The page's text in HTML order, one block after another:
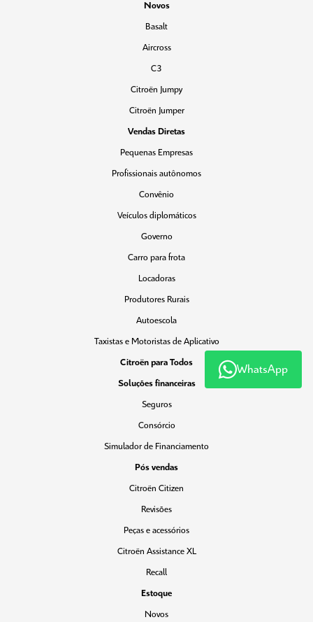
Novos
Basalt
Aircross
C3
Citroën Jumpy
Citroën Jumper
Vendas Diretas
Pequenas Empresas
Profissionais autônomos
Convênio
Veículos diplomáticos
Governo
Carro para frota
Locadoras
Produtores Rurais
Autoescola
Taxistas e Motoristas de Aplicativo
Citroën para Todos
Soluções financeiras
Seguros
Consórcio
Simulador de Financiamento
Pós vendas
Citroën Citizen
Revisões
Peças e acessórios
Citroën Assistance XL
Recall
Estoque
Novos
WhatsApp